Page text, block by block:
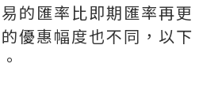
的匯率比即期匯率再更
優惠幅度也不同，以下